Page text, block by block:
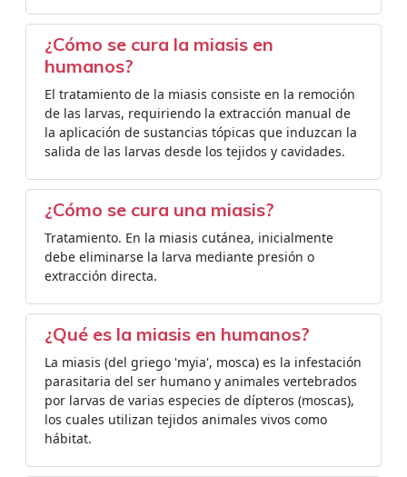
¿Cómo se cura la miasis en
humanos?
El tratamiento de la miasis consiste en la remoción
de las larvas, requiriendo la extracción manual de
la aplicación de sustancias tópicas que induzcan la
salida de las larvas desde los tejidos y cavidades.
¿Cómo se cura una miasis?
Tratamiento. En la miasis cutánea, inicialmente
debe eliminarse la larva mediante presión o
extracción directa.
¿Qué es la miasis en humanos?
La miasis (del griego 'myia', mosca) es la infestación
parasitaria del ser humano y animales vertebrados
por larvas de varias especies de dípteros (moscas),
los cuales utilizan tejidos animales vivos como
hábitat.